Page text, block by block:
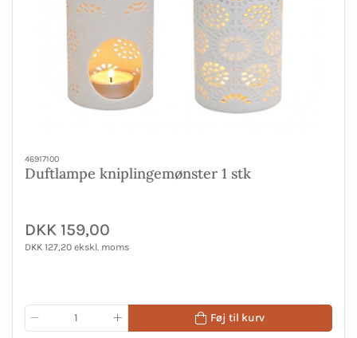
46917100
Duftlampe kniplingemønster 1 stk
DKK 159,00
DKK 127,20 ekskl. moms
Føj til kurv